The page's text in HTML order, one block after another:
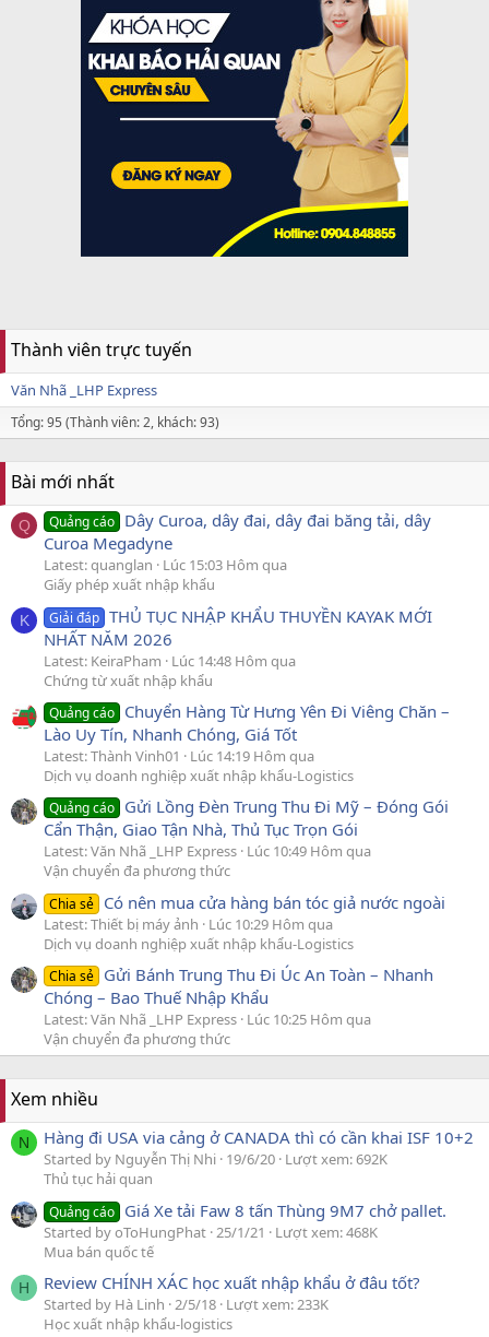
Thành viên trực tuyến
Văn Nhã _LHP Express
Tổng: 95 (Thành viên: 2, khách: 93)
Bài mới nhất
Q Quảng cáo Dây Curoa, dây đai, dây đai băng tải, dây
Curoa Megadyne
Latest: quanglan
Lúc 15:03 Hôm qua
Giấy phép xuất nhập khẩu
K Giải đáp THỦ TỤC NHẬP KHẨU THUYỀN KAYAK MỚI
NHẤT NĂM 2026
Latest: KeiraPham
Lúc 14:48 Hôm qua
Chứng từ xuất nhập khẩu
Quảng cáo Chuyển Hàng Từ Hưng Yên Đi Viêng Chăn –
Lào Uy Tín, Nhanh Chóng, Giá Tốt
Latest: Thành Vinh01
Lúc 14:19 Hôm qua
Dịch vụ doanh nghiệp xuất nhập khẩu-Logistics
Quảng cáo Gửi Lồng Đèn Trung Thu Đi Mỹ – Đóng Gói
Cẩn Thận, Giao Tận Nhà, Thủ Tục Trọn Gói
Latest: Văn Nhã _LHP Express Lúc 10:49 Hôm qua
Vận chuyển đa phương thức
Chia sẻ Có nên mua cửa hàng bán tóc giả nước ngoài
Latest: Thiết bị máy ảnh
Lúc 10:29 Hôm qua
Dịch vụ doanh nghiệp xuất nhập khẩu-Logistics
Chia sẻ Gửi Bánh Trung Thu Đi Úc An Toàn – Nhanh
Chóng – Bao Thuế Nhập Khẩu
Latest: Văn Nhã _LHP Express Lúc 10:25 Hôm qua
Vận chuyển đa phương thức
Xem nhiều
N Hàng đi USA via cảng ở CANADA thì có cần khai ISF 10+2
Started by Nguyễn Thị Nhi 19/6/20 Lượt xem: 692K
Thủ tục hải quan
Quảng cáo Giá Xe tải Faw 8 tấn Thùng 9M7 chở pallet.
Started by oToHungPhat 25/1/21
Lượt xem: 468K
Mua bán quốc tế
H Review CHÍNH XÁC học xuất nhập khẩu ở đâu tốt?
Started by Hà Linh 2/5/18 Lượt xem: 233K
Học xuất nhập khẩu-logistics